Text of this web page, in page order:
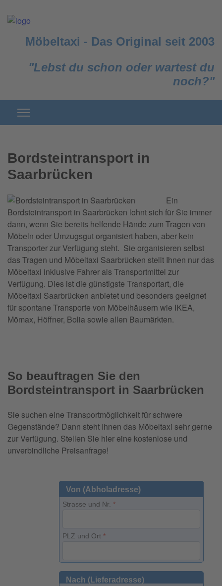
Möbeltaxi - Das Original seit 2003
"Lebst du schon oder wartest du
noch?"
Bordsteintransport in
Saarbrücken
Ein
Bordsteintransport in Saarbrücken lohnt sich für Sie immer
dann, wenn Sie bereits helfende Hände zum Tragen von
Möbeln oder Umzugsgut organisiert haben, aber kein
Transporter zur Verfügung steht. Sie organisieren selbst
das Tragen und Möbeltaxi Saarbrücken stellt Ihnen nur das
Möbeltaxi inklusive Fahrer als Transportmittel zur
Verfügung. Dies ist die günstigste Transportart, die
Möbeltaxi Saarbrücken anbietet und besonders geeignet
für spontane Transporte von Möbelhäusern wie IKEA,
Mömax, Höffner, Bolia sowie allen Baumärkten.
So beauftragen Sie den
Bordsteintransport in Saarbrücken
Sie suchen eine Transportmöglichkeit für schwere
Gegenstände? Dann steht Ihnen das Möbeltaxi sehr gerne
zur Verfügung. Stellen Sie hier eine kostenlose und
unverbindliche Preisanfrage!
Von (Abholadresse)
Nach (Lieferadresse)
Strasse und Nr. *
PLZ und Ort *